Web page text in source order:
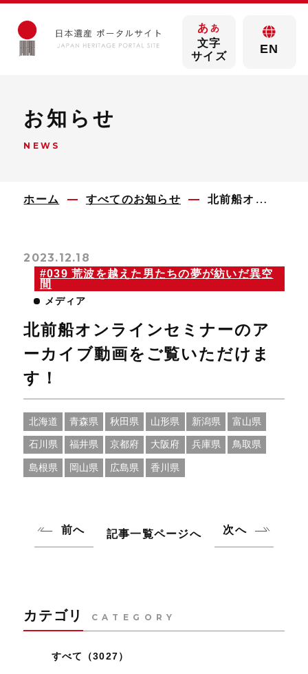
あ あ
文字
サイズ
EN
お知らせ
NEWS
ホーム すべてのお知らせ 北前船オンラインセミナーのアーカイブ動画をご覧いただけます！
2023.12.18
#039 荒波を越えた男たちの夢が紡いだ異空
間
メディア
北前船オンラインセミナーのア
ーカイブ動画をご覧いただけま
す！
北海道 青森県 秋田県 山形県 新潟県 富山県
石川県 福井県 京都府 大阪府 兵庫県 鳥取県
島根県 岡山県 広島県 香川県
前へ 記事一覧ページへ 次へ
カテゴリ CATEGORY
すべて（3027）